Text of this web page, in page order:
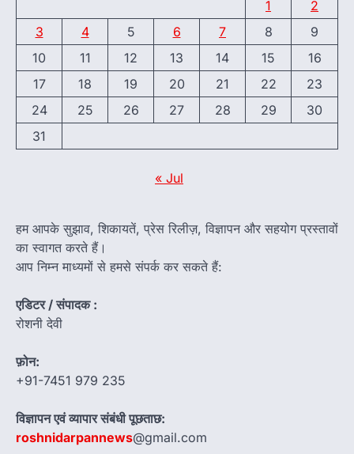
1
2
3
4 5 6 7 8
9
10
11 12 13 14 15
16
17
18 19 20 21 22
23
24
25 26 27 28 29
30
31
« Jul
हम आपके सुझाव, शिकायतें, प्रेस रिलीज़, विज्ञापन और सहयोग प्रस्तावों
का स्वागत करते हैं।
आप निम्न माध्यमों से हमसे संपर्क कर सकते हैं:
एडिटर / संपादक :
रोशनी देवी
फ़ोन:
+91-7451 979 235
विज्ञापन एवं व्यापार संबंधी पूछताछ:
roshnidarpannews@gmail.com